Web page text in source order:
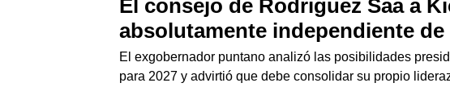
El consejo de Rodríguez Saá a
absolutamente independiente
El exgobernador puntano analizó las posibilidades
para 2027 y advirtió que debe consolidar su propio